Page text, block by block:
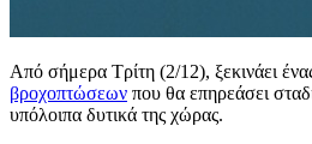
Από σήμερα Τρίτη (2/12), ξεκινάει
βροχοπτώσεων που θα επηρεάσει
υπόλοιπα δυτικά της χώρας.